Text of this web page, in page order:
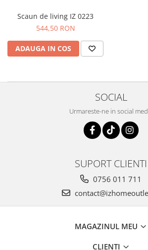
Scaun de living IZ 0223
544,50 RON
ADAUGA IN COS
SOCIAL
Urmareste-ne in social
SUPORT CLIENTI
0756 011 711
MAGAZINUL MEU
CLIENTI